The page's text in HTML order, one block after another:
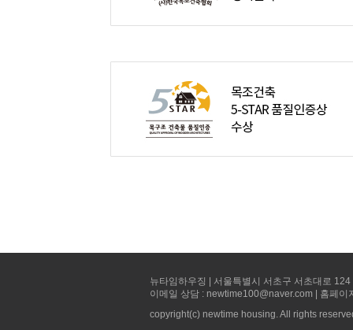
뉴타임하우징 | 서울특별시 서초구 서초대로
이메일 상담 : newtime100@naver.com | 홈페
copyright(c) newtime housing. All rights